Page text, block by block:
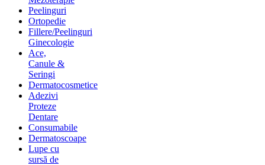
Peelinguri
Ortopedie
Fillere/Peelinguri
Ginecologie
Ace,
Canule &
Seringi
Dermatocosmetice
Adezivi
Proteze
Dentare
Consumabile
Dermatoscoape
Lupe cu
sursă de